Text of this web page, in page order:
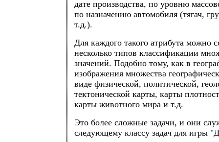
дате производства, по уровню
по назначению автомобиля (тягач,
т.д.).
Для каждого такого атрибута можно
несколько типов классификации
значений. Подобно тому, как в
изображения множества
виде физической, политической,
тектонической карты, карты
карты животного мира и т.д.
Это более сложные задачи, и они
следующему классу задач для игры